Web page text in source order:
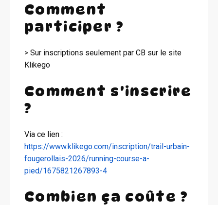
Comment
participer ?
> Sur inscriptions seulement par CB sur le site
Klikego
Comment s'inscrire
?
Via ce lien :
https://www.klikego.com/inscription/trail-urbain-
fougerollais-2026/running-course-a-
pied/1675821267893-4
Combien ça coûte ?